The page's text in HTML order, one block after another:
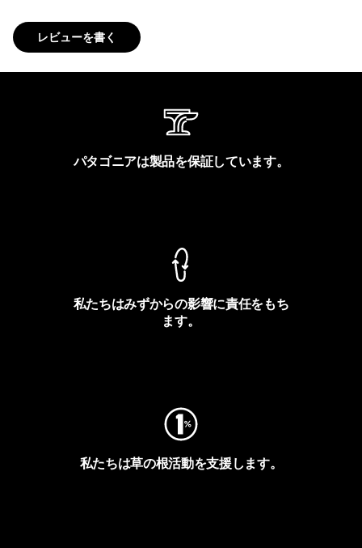
レビューを書く
パタゴニアは製品を保証しています。
私たちはみずからの影響に責任をもち
ます。
私たちは草の根活動を支援します。